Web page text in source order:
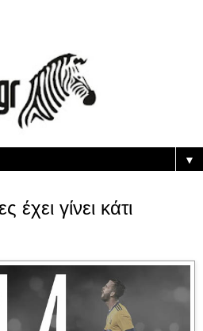
▼
έχει γίνει κάτι